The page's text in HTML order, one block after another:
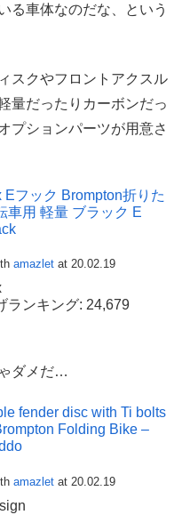
る車体なのだな、という
スクやフロントアクスル
量だったりカーボンだっ
プションパーツが用意さ
Eフック Brompton折りた
車用 軽量 ブラック E
amazlet at 20.02.19
ランキング: 24,679
ダメだ…
fender disc with Ti bolts
Folding Bike –
amazlet at 20.02.19